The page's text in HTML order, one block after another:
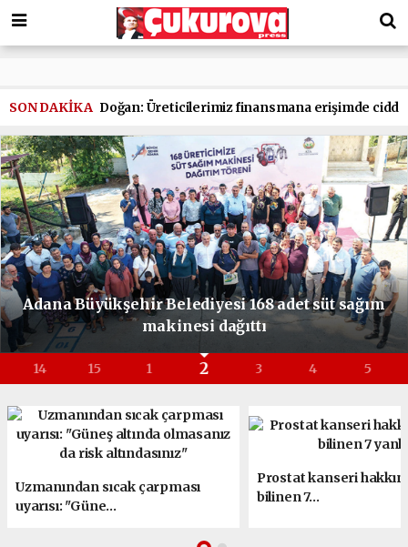
SON DAKİKA Doğan: Üreticilerimiz finansmana erişimde ciddi
Adana Büyükşehir Belediyesi 168 adet süt sağım
makinesi dağıttı
14 15 1 2 3 4 5
Uzmanından sıcak çarpması
uyarısı: "Güne...
Prostat kanseri
bilinen 7...